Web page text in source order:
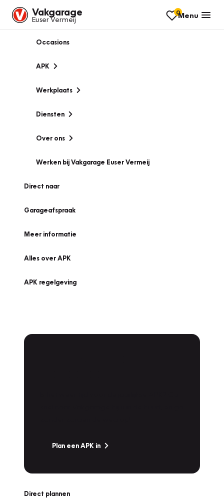
Vakgarage
Euser Vermeij
0Menu
Occasions
APK
Werkplaats
Diensten
Over ons
Werken bij Vakgarage Euser Vermeij
Direct naar
Garageafspraak
Meer informatie
Alles over APK
APK regelgeving
Plan een APK in
Direct plannen